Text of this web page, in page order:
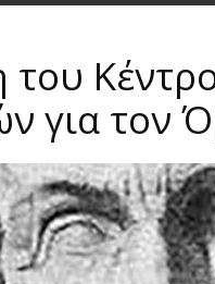
του
για τον